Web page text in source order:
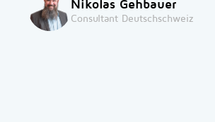
Nikolas Gehbauer
Consultant Deutschschweiz